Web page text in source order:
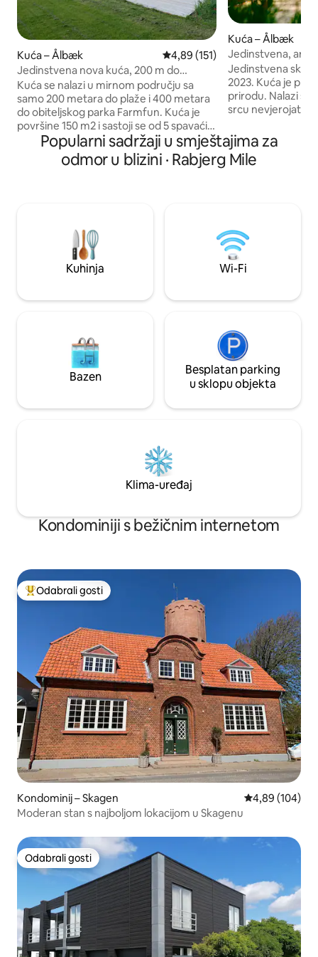
Kuća – Ålbæk Prosječna ocjena: 4,89/5,
4,89 (151)
Jedinstvena nova kuća, 200 m do
prekrasne plaže, 5 soba
Kuća se nalazi u mirnom području sa
samo 200 metara do plaže i 400 metara
do obiteljskog parka Farmfun. Kuća je
površine 150 m2 i sastoji se od 5 spavaćih
soba, 2 kupaonice, vanjskog tuša, velike
kuhinje/dnevnog boravka/dnevnog
boravka i šarmantnog dnevnog boravka
sastavni dio velikih terasa koje okružuju
kuću. Terasa od 50 m2 omogućuje
igranje stolnog tenisa. U vrtu se nalazi
trampolin i dovoljno prostora za
Kuća – Ålbæk
Jedinstvena,
ljetna kuća
Jedinstvena
2023. Kuća je
prirodu. Nalazi se
srcu
Kattegata. U
Pješačka
oko 1 km. I samo
na terasi i u
dasci, plivanje,
restoranima u
Popularni sadržaji u smještajima za
odmor u blizini · Rabjerg Mile
Kuhinja Wi-Fi
Bazen
Besplatan parking
u sklopu objekta
Klima-uređaj
Kondominiji s bežičnim internetom
Među najviše rangiranima s oznakom „Odabrali gosti”
Odabrali gosti
Kondominij – Skagen Prosječna
4,89 (104)
Moderan stan s najboljom lokacijom u Skagenu
Odabrali gosti
Odabrali gosti